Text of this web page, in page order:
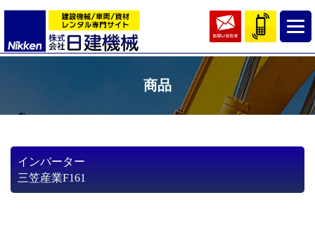
商品
インバーター
三笠産業F161